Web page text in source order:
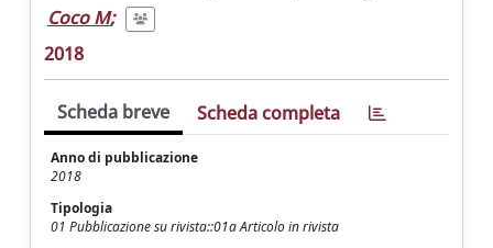
Coco M;
2018
Scheda breve Scheda completa
Anno di pubblicazione
2018
Tipologia
01 Pubblicazione su rivista::01a Articolo in rivista